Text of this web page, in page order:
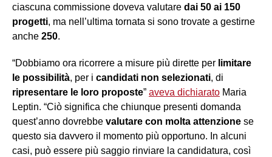
ciascuna commissione doveva valutare dai 50 ai 150
progetti, ma nell’ultima tornata si sono trovate a gestirne
anche 250.
“Dobbiamo ora ricorrere a misure più dirette per limitare
le possibilità, per i candidati non selezionati, di
ripresentare le loro proposte” aveva dichiarato Maria
Leptin. “Ciò significa che chiunque presenti domanda
quest’anno dovrebbe valutare con molta attenzione se
questo sia davvero il momento più opportuno. In alcuni
casi, può essere più saggio rinviare la candidatura, così